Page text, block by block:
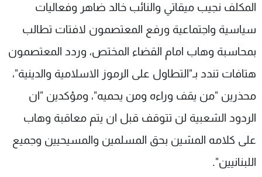
المكلف نجيب ميقاتي والنائب خالد ضاهر وفعاليات
سياسية واجتماعية ورفع المعتصمون لافتات تطالب
بمحاسبة وهاب امام القضاء المختص، وردد المعتصمون
هتافات تندد بـ"التطاول على الرموز الاسلامية والدينية"،
محذرين "من يقف وراءه ومن يحميه"، ومؤكدين "ان
الردود الشعبية لن تتوقف قبل ان يتم معاقبة وهاب
على كلامه المشين بحق المسلمين والمسيحيين وجميع
اللبنانيين".
جدول البرامج
شاهد البرامج
الترددات
الإنـتـاج
وظائف
تواصل معنا
شروط الإسـتخدام
سياسة الخصوصية